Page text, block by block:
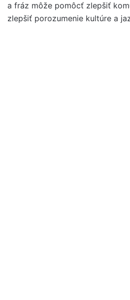
a fráz môže pomôcť zlepšiť
zlepšiť porozumenie kultúre a